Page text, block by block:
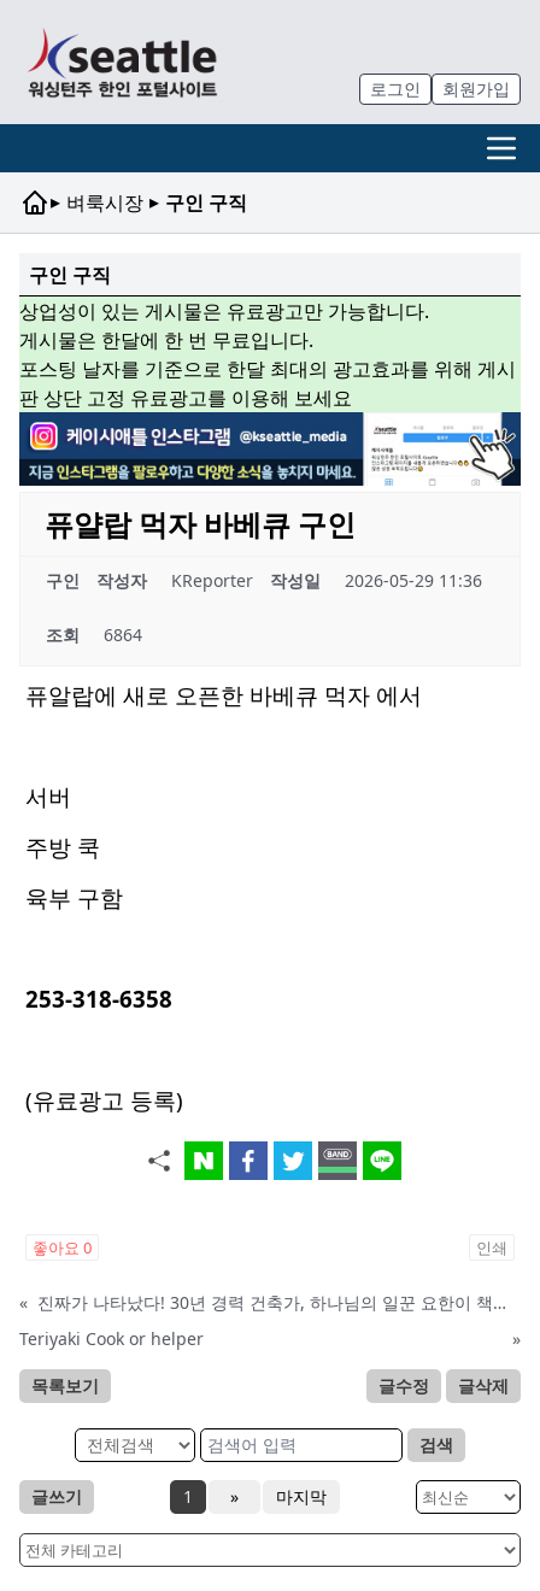
로그인 회원가입
▸ 벼룩시장 ▸ 구인 구직
구인 구직
상업성이 있는 게시물은 유료광고만 가능합니다.
게시물은 한달에 한 번 무료입니다.
포스팅 날자를 기준으로 한달 최대의 광고효과를 위해 게시
판 상단 고정 유료광고를 이용해 보세요
퓨얄랍 먹자 바베큐 구인
구인 작성자 KReporter 작성일 2026-05-29 11:36
조회 6864
퓨알랍에 새로 오픈한 바베큐 먹자 에서
서버
주방 쿡
육부 구함
253-318-6358
(유료광고 등록)
좋아요 0 인쇄
«
진짜가 나타났다! 30년 경력 건축가, 하나님의 일꾼 요한이 책임 시공합니다.
Teriyaki Cook or helper
»
목록보기 글수정 글삭제
검색
글쓰기 1 » 마지막